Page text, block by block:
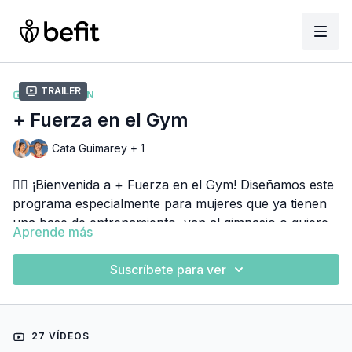
Trailer
COLECCIÓN
+ Fuerza en el Gym
Cata Guimarey + 1
🏋️‍♀️ ¡Bienvenida a + Fuerza en el Gym! Diseñamos este
programa especialmente para mujeres que ya tienen
una base de entrenamiento, van al gimnasio o quieren
empezar a ir de forma estructurada, y quieren un plan
serio con progresión real semana a semana.
Nuestro objetivo es que termines la semana 8
levantando más peso que en la semana 1, con
músculos más definidos y una relación
completamente distinta con el gym. 💪✨
🟢 Semanas 1 y 2 — Adaptación de patrones de
Aprende más
Suscríbete para ver
27 VÍDEOS